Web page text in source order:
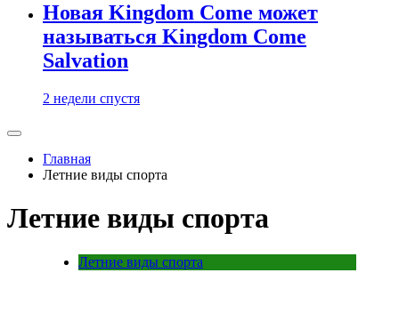
Новая Kingdom Come может
называться Kingdom Come
Salvation
2 недели спустя
Главная
Летние виды спорта
Летние виды спорта
Летние виды спорта